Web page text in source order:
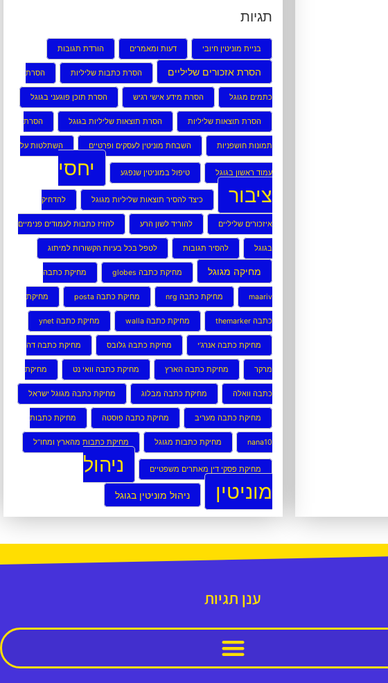
תגיות
בניית מוניטין חיובי דעות ומאמרים הורדת תגובות
הסרת אזכורים שליליים הסרת כתבות שליליות הסרת
כתמים מגוגל הסרת מידע אישי רגיש הסרת תוכן פוגעני בגוגל
הסרת תוצאות שליליות הסרת תוצאות שליליות בגוגל הסרת
תמונות חושפניות השבחת מוניטין לעסקים ופרטיים השתלטות על
עמוד ראשון בגוגל טיפול במוניטין שנפגע
יחסי
ציבור
כיצד להסיר תוצאות שליליות מגוגל להדחיק
איזכורים שליליים להוריד לשון הרע להזיז כתבות לעמודים פנימיים
בגוגל להסיר תגובות לטפל בכל בעיות הקשורות למיתוג
מחיקה מגוגל מחיקת כתבה globes מחיקת כתבה
maariv מחיקת כתבה nrg מחיקת כתבה posta מחיקת
כתבה themarker מחיקת כתבה walla מחיקת כתבה ynet
מחיקת כתבה אנרג’י מחיקת כתבה גלובס מחיקת כתבה דה
מרקר מחיקת כתבה הארץ מחיקת כתבה וואי נט מחיקת
כתבה וואלה מחיקת כתבה מבלוג מחיקת כתבה מגוגל ישראל
מחיקת כתבה מעריב מחיקת כתבה פוסטה מחיקת כתבות
nana10 מחיקת כתבות מגוגל מחיקת כתבות מהארץ ומחו”ל
מחיקת פסקי דין מאתרים משפטיים
ניהול
מוניטין
ניהול מוניטין בגוגל
ענן תגיות